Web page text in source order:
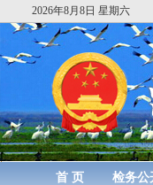
2026年8月8日 星期六
首 页 检务公